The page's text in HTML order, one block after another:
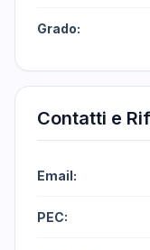
Grado:
Contatti e
Email:
PEC: